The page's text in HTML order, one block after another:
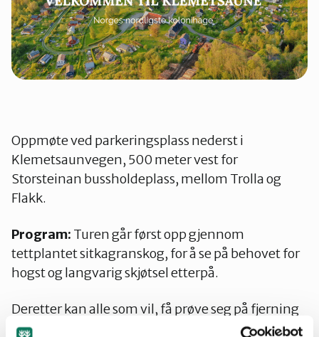
Røros og Holtålen
Selbu og Tydal
Steinkjer
Trøndelag
Oppmøte ved parkeringsplass nederst i
Klemetsaunvegen, 500 meter vest for
Storsteinan bussholdeplass, mellom Trolla og
Flakk.
Program: Turen går først opp gjennom
tettplantet sitkagranskog, for å se på behovet for
hogst og langvarig skjøtsel etterpå.
Deretter kan alle som vil, få prøve seg på fjerning
av småskog med «rotoppdrager», og bruk av